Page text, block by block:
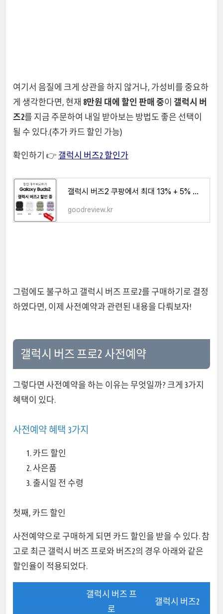
여기서 음질에 크게 상관을 하지 않거나, 가성비를 중요하
게 생각한다면, 현재 8만원 대에 할인 판매 중이 갤럭시 버
즈2를 지금 주문하여 내일 받아보는 방법도 좋은 선택이
될 수 있다.(추가 카드 할인 가능)
확인하기 👉 갤럭시 버즈2 할인가
갤럭시 버즈2 쿠팡에서 최대 13% + 5% 할인 판매 중
goodreview.kr
그럼에도 불구하고 갤럭시 버즈 프로2를 구매하기로 결정
하였다면, 이제 사전예약과 관련된 내용을 다뤄보자!
갤럭시 버즈 프로2 사전예약
그렇다면 사전예약을 하는 이유는 무엇일까? 크게 3가지
혜택이 있다.
사전예약 혜택 3가지
카드 할인
사은품
출시일 전 수령
첫째, 카드 할인
사전예약으로 구매하게 되면 카드 할인을 받을 수 있다. 참
고로 최근 갤럭시 버즈 프로와 버즈2의 경우 아래와 같은
할인율이 적용되었다.
갤럭시 버즈 프
로
갤럭시 버즈2